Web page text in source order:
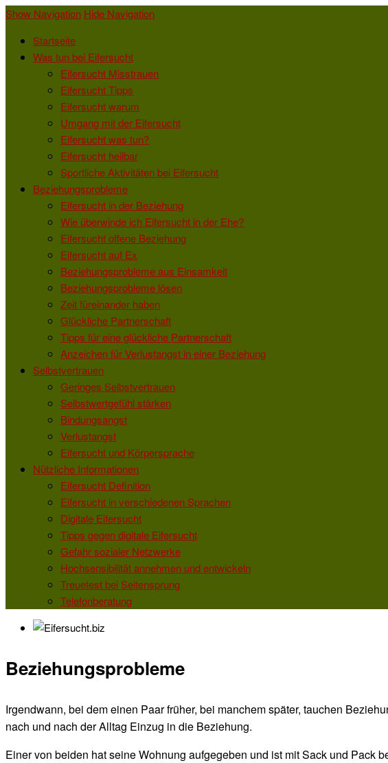
Eifersucht.biz
Show Navigation Hide Navigation
Startseite
Was tun bei Eifersucht
Eifersucht Misstrauen
Eifersucht Tipps
Eifersucht warum
Umgang mit der Eifersucht
Eifersucht was tun?
Eifersucht heilbar
Sportliche Aktivitäten bei Eifersucht
Beziehungsprobleme
Eifersucht in der Beziehung
Wie überwinde ich Eifersucht in der Ehe?
Eifersucht offene Beziehung
Eifersucht auf Ex
Beziehungsprobleme aus Einsamkeit
Beziehungsprobleme lösen
Zeit füreinander haben
Glückliche Partnerschaft
Tipps für eine glückliche Partnerschaft
Anzeichen für Verlustangst in einer Beziehung
Selbstvertrauen
Geringes Selbstvertrauen
Selbstwertgefühl stärken
Bindungsangst
Verlustangst
Eifersucht und Körpersprache
Nützliche Informationen
Eifersucht Definition
Eifersucht in verschiedenen Sprachen
Digitale Eifersucht
Tipps gegen digitale Eifersucht
Gefahr sozialer Netzwerke
Hochsensibilität annehmen und entwickeln
Treuetest bei Seitensprung
Telefonberatung
Beziehungsprobleme
Irgendwann, bei dem einen Paar früher, bei manchem später, tauchen
nach und nach der Alltag Einzug in die Beziehung.
Einer von beiden hat seine Wohnung aufgegeben und ist mit Sack und